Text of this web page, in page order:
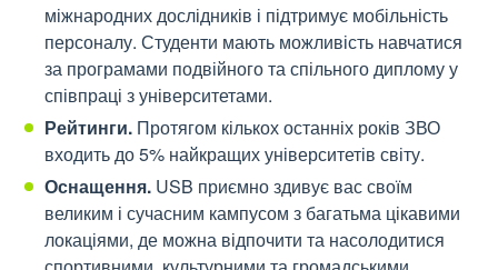
міжнародних дослідників і підтримує мобільність
персоналу. Студенти мають можливість навчатися
за програмами подвійного та спільного диплому у
співпраці з університетами.
Рейтинги. Протягом кількох останніх років ЗВО
входить до 5% найкращих університетів світу.
Оснащення. USB приємно здивує вас своїм
великим і сучасним кампусом з багатьма цікавими
локаціями, де можна відпочити та насолодитися